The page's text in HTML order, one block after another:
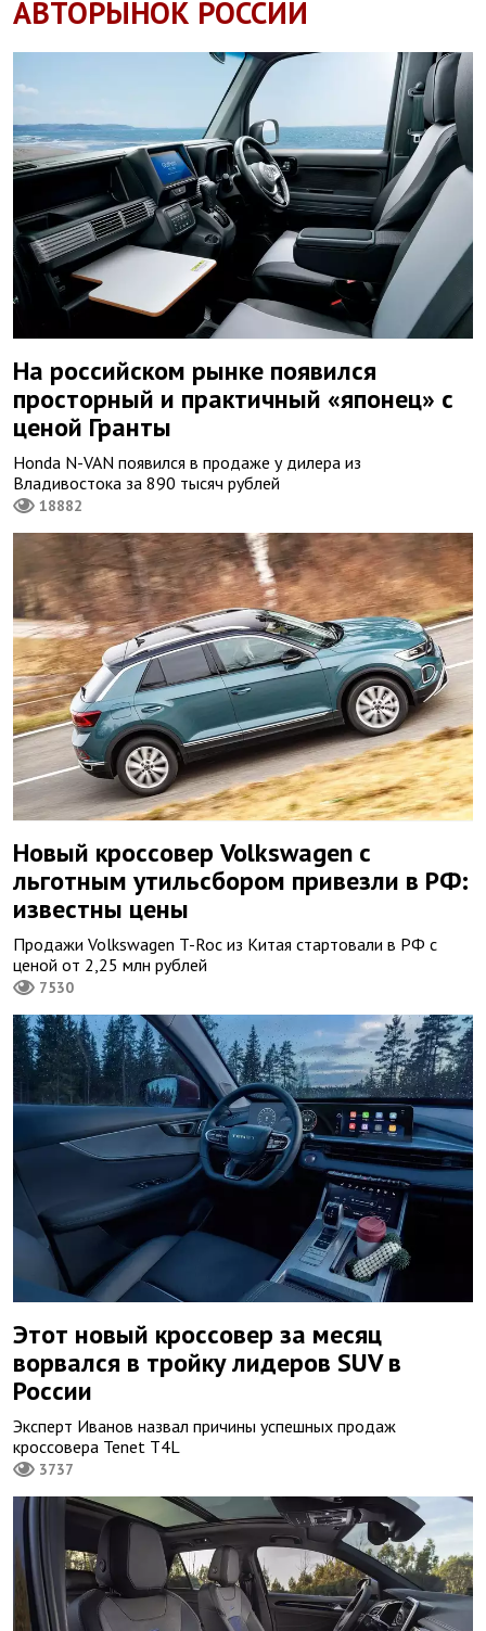
АВТОРЫНОК РОССИИ
На российском рынке появился
просторный и практичный «японец» с
ценой Гранты
Honda N-VAN появился в продаже у дилера из
Владивостока за 890 тысяч рублей
18882
Новый кроссовер Volkswagen с
льготным утильсбором привезли в РФ:
известны цены
Продажи Volkswagen T-Roc из Китая стартовали в РФ с
ценой от 2,25 млн рублей
7530
Этот новый кроссовер за месяц
ворвался в тройку лидеров SUV в
России
Эксперт Иванов назвал причины успешных продаж
кроссовера Tenet T4L
3737